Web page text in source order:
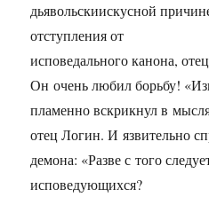
дьявольскиискусной
отступления от
исповедального канона,
Он очень любил борьбу!
пламенно вскрикнул в
отец Логин. И язвительно
демона: «Разве с того
исповедующихся?